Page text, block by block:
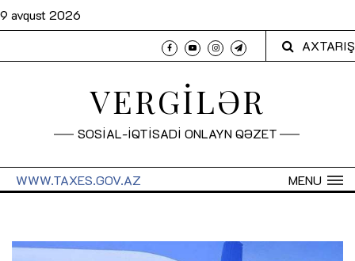
9 avqust 2026
AXTARIŞ
VERGİLƏR
SOSİAL-İQTİSADİ ONLAYN QƏZET
MENU
WWW.TAXES.GOV.AZ